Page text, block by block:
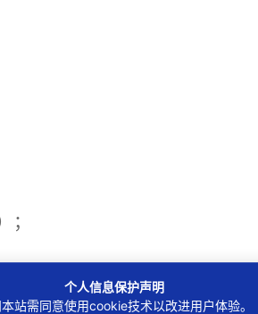
；
纠纷）；个人信息保护声明
站需同意使用cookie技术以改进用户体验。